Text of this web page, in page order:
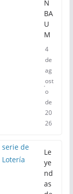
N
BA
U
M
4
de
ag
ost
o
de
20
26
Le
ye
nd
as